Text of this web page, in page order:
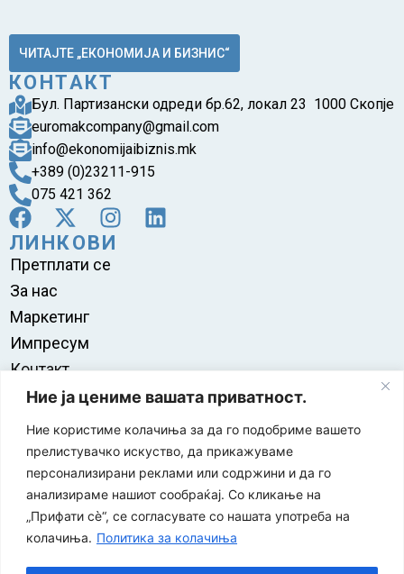
Ние ја цениме вашата приватност.
Ние користиме колачиња за да го подобриме вашето
прелистувачко искуство, да прикажуваме
персонализирани реклами или содржини и да го
анализираме нашиот сообраќај. Со кликање на
„Прифати сè“, се согласувате со нашата употреба на
колачиња. Политика за колачиња
ЧИТАЈТЕ „ЕКОНОМИЈА И БИЗНИС“
КОНТАКТ
Бул. Партизански одреди бр.62, локал 23 1000 Скопје
euromakcompany@gmail.com
info@ekonomijaibiznis.mk
+389 (0)23211-915
075 421 362
ЛИНКОВИ
Претплати се
За нас
Маркетинг
Импресум
Контакт
Правила на користење